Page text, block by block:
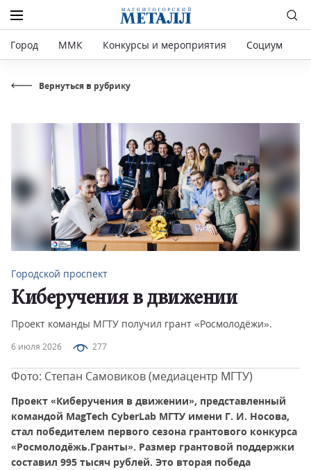
Город ММК Конкурсы и мероприятия Социум
Вернуться в рубрику
6 июля 2026 277
Городской проспект
Киберучения в движении
Проект команды МГТУ получил грант «Росмолодёжи».
Фото: Степан Самовиков (медиацентр МГТУ)
Проект «Киберучения в движении», представленный
командой MagTech CyberLab МГТУ имени Г. И. Носова,
стал победителем первого сезона грантового конкурса
«Росмолодёжь.Гранты». Размер грантовой поддержки
составил 995 тысяч рублей. Это вторая победа